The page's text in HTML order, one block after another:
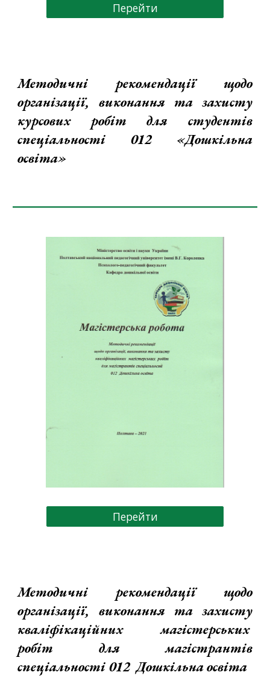
Перейти
Методичні рекомендації
щодо
організації, виконання та захисту
курсових робіт
для студентів
спеціальності 012 «Дошкільна
освіта»
Перейти
Методичні рекомендації
щодо
організації, виконання та захисту
кваліфікаційних магістерських
робіт
для магістрантів
спеціальності 012 Дошкільна освіта